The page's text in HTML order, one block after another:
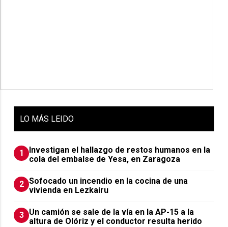
LO MÁS LEIDO
1
Investigan el hallazgo de restos humanos en la
cola del embalse de Yesa, en Zaragoza
2 Sofocado un incendio en la cocina de una
vivienda en Lezkairu
3 Un camión se sale de la vía en la AP-15 a la
altura de Olóriz y el conductor resulta herido